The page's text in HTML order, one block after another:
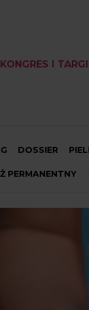
KONGRES I TARGI
DOSSIER
PERMANENTNY